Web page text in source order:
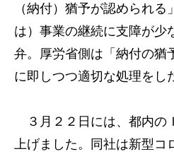
（納付）猶予が認められ
は）事業の継続に支障が少
弁。厚労省側は「納付の猶
に即しつつ適切な処理をし
３月２２日には、都内の
上げました。同社は新型コ